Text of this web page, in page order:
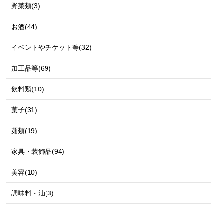
野菜類(3)
お酒(44)
イベントやチケット等(32)
加工品等(69)
飲料類(10)
菓子(31)
麺類(19)
家具・装飾品(94)
美容(10)
調味料・油(3)